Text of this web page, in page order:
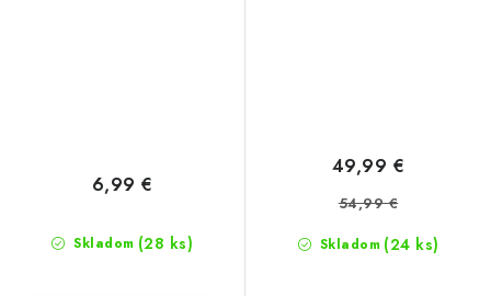
Skladom (28 ks)
6,99 €
Skladom (24 ks)
49,99 €
54,99 €